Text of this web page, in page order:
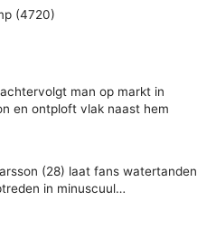
(4720)
man op markt in
en ontploft vlak naast hem
(28) laat fans watertanden
in minuscuul…